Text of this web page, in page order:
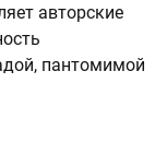
авторские
пантомимой